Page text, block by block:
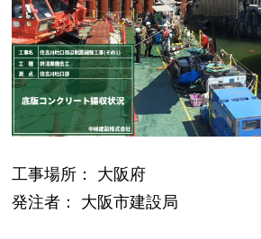
工事場所： 大阪府
発注者： 大阪市建設局